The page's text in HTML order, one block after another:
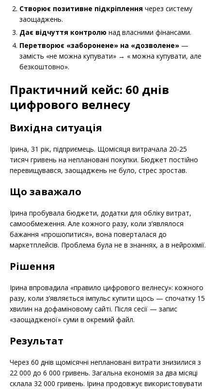
Створює позитивне підкріплення через систему
заощаджень.
Дає відчуття контролю над власними фінансами.
Перетворює «заборонене» на «дозволене» —
замість «не можна купувати» → « можна купувати, але
безкоштовно».
Практичний кейс: 60 днів
цифрового велнесу
Вихідна ситуація
Ірина, 31 рік, підприємець. Щомісяця витрачала 20-25
тисяч гривень на неплановані покупки. Бюджет постійно
перевищувався, заощаджень не було, стрес зростав.
Що заважало
Ірина пробувала бюджети, додатки для обліку витрат,
самообмеження. Але кожного разу, коли з’являлося
бажання «прошопитися», вона поверталася до
маркетплейсів. Проблема була не в знаннях, а в нейрохімії.
Рішення
Ірина впровадила «правило цифрового велнесу»: кожного
разу, коли з’являється імпульс купити щось — спочатку 15
хвилин на дофаміновому сайті. Після сесії — запис
«заощадженої» суми в окремий файл.
Результат
Через 60 днів щомісячні неплановані витрати знизилися з
22 000 до 6 000 гривень. Загальна економія за два місяці
склала 32 000 гривень. Ірина продовжує використовувати